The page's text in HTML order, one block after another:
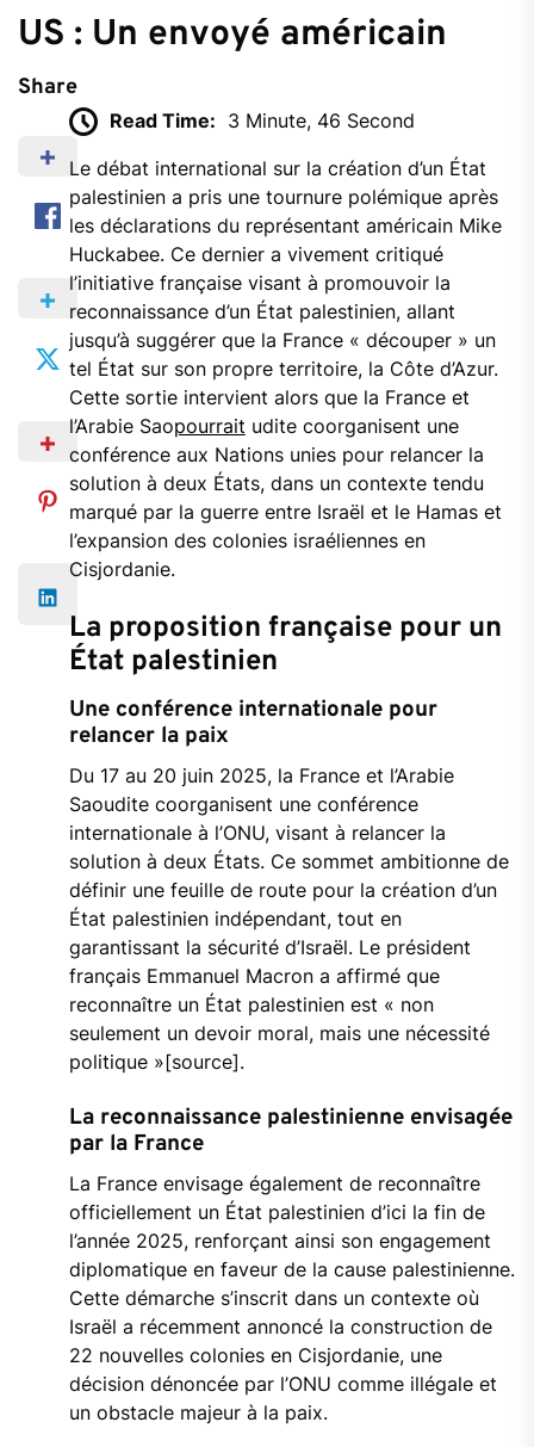
US : Un envoyé américain
Share
Read Time: 3 Minute, 46 Second
Le débat international sur la création d’un État
palestinien a pris une tournure polémique après
les déclarations du représentant américain Mike
Huckabee. Ce dernier a vivement critiqué
l’initiative française visant à promouvoir la
reconnaissance d’un État palestinien, allant
jusqu’à suggérer que la France « découper » un
tel État sur son propre territoire, la Côte d’Azur.
Cette sortie intervient alors que la France et
l’Arabie Saopourrait udite coorganisent une
conférence aux Nations unies pour relancer la
solution à deux États, dans un contexte tendu
marqué par la guerre entre Israël et le Hamas et
l’expansion des colonies israéliennes en
Cisjordanie.
La proposition française pour un
État palestinien
Une conférence internationale pour
relancer la paix
Du 17 au 20 juin 2025, la France et l’Arabie
Saoudite coorganisent une conférence
internationale à l’ONU, visant à relancer la
solution à deux États. Ce sommet ambitionne de
définir une feuille de route pour la création d’un
État palestinien indépendant, tout en
garantissant la sécurité d’Israël. Le président
français Emmanuel Macron a affirmé que
reconnaître un État palestinien est « non
seulement un devoir moral, mais une nécessité
politique »[source].
La reconnaissance palestinienne envisagée
par la France
La France envisage également de reconnaître
officiellement un État palestinien d’ici la fin de
l’année 2025, renforçant ainsi son engagement
diplomatique en faveur de la cause palestinienne.
Cette démarche s’inscrit dans un contexte où
Israël a récemment annoncé la construction de
22 nouvelles colonies en Cisjordanie, une
décision dénoncée par l’ONU comme illégale et
un obstacle majeur à la paix.